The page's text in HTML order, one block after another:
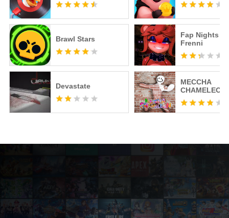
Brawl Stars
Devastate
Fap Nights at
Frenni
MECCHA
CHAMELEON